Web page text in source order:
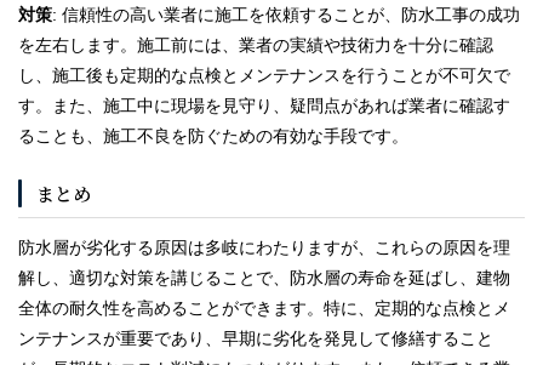
対策: 信頼性の高い業者に施工を依頼することが、防水工事の成功
を左右します。施工前には、業者の実績や技術力を十分に確認
し、施工後も定期的な点検とメンテナンスを行うことが不可欠で
す。また、施工中に現場を見守り、疑問点があれば業者に確認す
ることも、施工不良を防ぐための有効な手段です。
まとめ
防水層が劣化する原因は多岐にわたりますが、これらの原因を理
解し、適切な対策を講じることで、防水層の寿命を延ばし、建物
全体の耐久性を高めることができます。特に、定期的な点検とメ
ンテナンスが重要であり、早期に劣化を発見して修繕すること